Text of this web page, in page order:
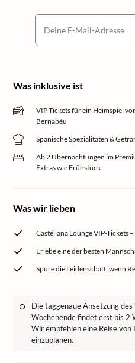
Was inklusive ist
VIP Tickets für ein Heimspiel
Bernabéu
Spanische Spezialitäten &
Ab 2 Übernachtungen im
Extras wie Frühstück
Was wir lieben
Castellana Lounge VIP-Tickets
Erlebe eine der besten
Spüre die Leidenschaft, wenn
Die taggenaue Ansetzung
Wochenende findet erst bis 2
Wir empfehlen eine Reise
einzuplanen.